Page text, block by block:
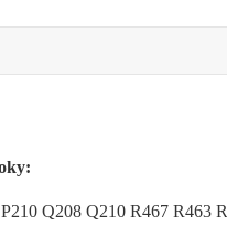
Q208 Q210 R467 R463